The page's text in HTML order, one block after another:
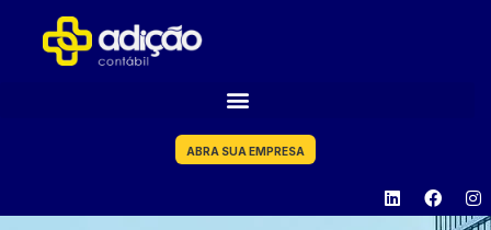
ABRA SUA EMPRESA